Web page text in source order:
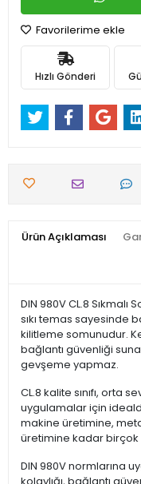
Favorilerime ekle
Hızlı Gönderi
Ürün Açıklaması
DIN 980V CL.8
sıkı temas sayesinde
kilitleme somunudur.
bağlantı güvenliği
gevşeme yapmaz.
CL.8 kalite sınıfı, orta
uygulamalar için
makine üretimine,
üretimine kadar birçok
DIN 980V normlarına